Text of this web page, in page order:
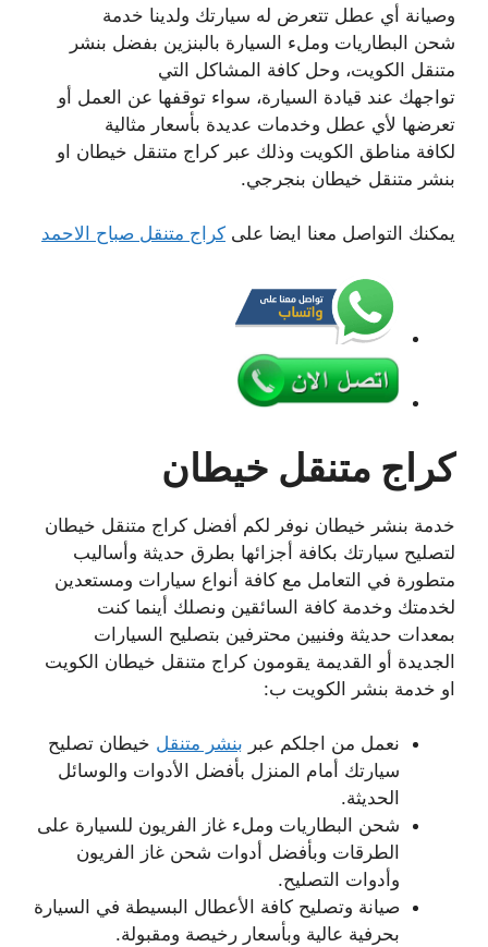
وصيانة أي عطل تتعرض له سيارتك ولدينا خدمة
شحن البطاريات وملء السيارة بالبنزين بفضل بنشر
متنقل الكويت، وحل كافة المشاكل التي
تواجهك عند قيادة السيارة، سواء توقفها عن العمل أو
تعرضها لأي عطل وخدمات عديدة بأسعار مثالية
لكافة مناطق الكويت وذلك عبر كراج متنقل خيطان او
بنشر متنقل خيطان بنجرجي.
يمكنك التواصل معنا ايضا على كراج متنقل صباح الاحمد
كراج متنقل خيطان
خدمة بنشر خيطان نوفر لكم أفضل كراج متنقل خيطان
لتصليح سيارتك بكافة أجزائها بطرق حديثة وأساليب
متطورة في التعامل مع كافة أنواع سيارات ومستعدين
لخدمتك وخدمة كافة السائقين ونصلك أينما كنت
بمعدات حديثة وفنيين محترفين بتصليح السيارات
الجديدة أو القديمة يقومون كراج متنقل خيطان الكويت
او خدمة بنشر الكويت ب:
نعمل من اجلكم عبر بنشر متنقل خيطان تصليح
سيارتك أمام المنزل بأفضل الأدوات والوسائل
الحديثة.
شحن البطاريات وملء غاز الفريون للسيارة على
الطرقات وبأفضل أدوات شحن غاز الفريون
وأدوات التصليح.
صيانة وتصليح كافة الأعطال البسيطة في السيارة
بحرفية عالية وبأسعار رخيصة ومقبولة.